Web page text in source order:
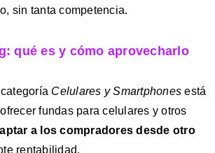
sin tanta competencia.
qué es y cómo aprovecharlo
Celulares y Smartphones está
fundas para celulares y otros
a los compradores desde otro
rentabilidad.